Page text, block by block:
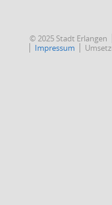
© 2025 Stadt Erlangen
Impressum